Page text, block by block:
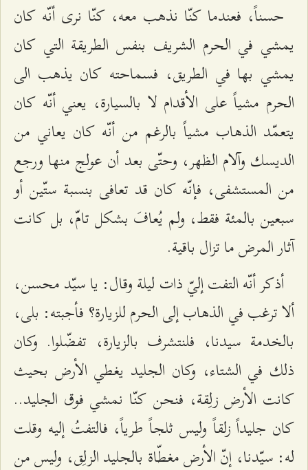
حسناً، فعندما كنّا نذهب معه، كنّا نرى أنّه كان
يمشي في الحرم الشريف بنفس الطريقة التي كان
يمشي بها في الطريق، فسماحته كان يذهب الى
الحرم مشياً على الأقدام لا بالسيارة، يعني أنّه كان
يتعمّد الذهاب مشياً بالرغم من أنّه كان يعاني من
الديسك وآلام الظهر، وحتّى بعد أن عولج منها ورجع
من المستشفى، فإنّه كان قد تعافى بنسبة ستّين أو
سبعين بالمئة فقط، ولم يُعافَ بشكل تامّ، بل كانت
آثار المرض ما تزال باقية.
أذكر أنّه التفت إليّ ذات ليلة وقال: يا سيّد محسن،
ألا ترغب في الذهاب إلى الحرم للزيارة؟ فأجبته: بلى،
بالخدمة سيدنا، فلنتشرف بالزيارة، تفضّلوا. وكان
ذلك في الشتاء، وكان الجليد يغطي الأرض بحيث
كانت الأرض زلِقة، فنحن كنّا نمشي فوق الجليد..
كان جليداً زلقاً وليس ثلجاً طرياً، فالتفتُ إليه وقلت
له: سيّدنا، إنّ الأرض مغطّاة بالجليد الزلِق، وليس من